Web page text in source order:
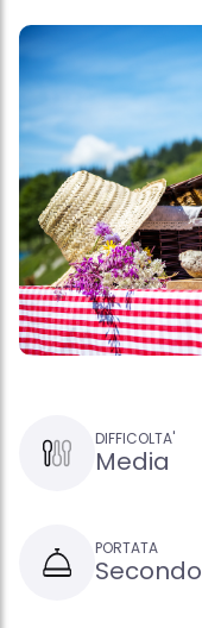
DIFFICOLTA'
Media
PORTATA
Secondo